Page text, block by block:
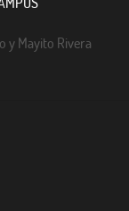
y Mayito Rivera